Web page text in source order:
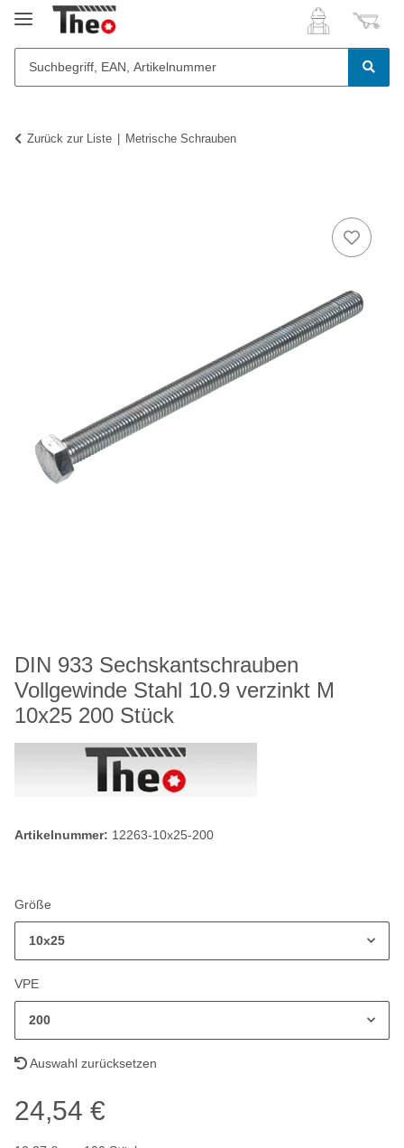
Zurück zur Liste Metrische Schrauben
DIN 933 Sechskantschrauben
Vollgewinde Stahl 10.9 verzinkt M
10x25 200 Stück
Artikelnummer: 12263-10x25-200
Größe
10x25
VPE
200
Auswahl zurücksetzen
24,54 €